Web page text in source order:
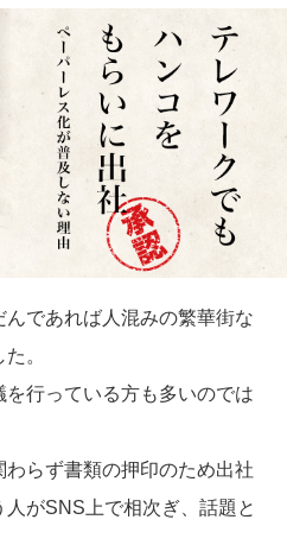
であれば人混みの繁華街な
。
行っている方も多いのでは
らず書類の押印のため出社
がSNS上で相次ぎ、話題と